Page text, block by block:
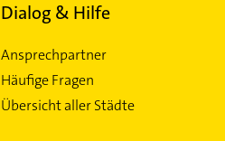
Dialog & Hilfe
Ansprechpartner
Häufige Fragen
Übersicht aller Städte